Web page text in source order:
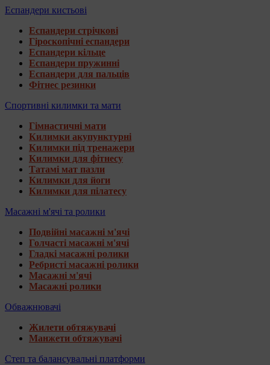
Еспандери кистьові
Еспандери стрічкові
Гіроскопічні еспандери
Еспандери кільце
Еспандери пружинні
Еспандери для пальців
Фітнес резинки
Спортивні килимки та мати
Гімнастичні мати
Килимки акупунктурні
Килимки під тренажери
Килимки для фітнесу
Татамі мат пазли
Килимки для йоги
Килимки для пілатесу
Масажні м'ячі та ролики
Подвійні масажні м'ячі
Голчасті масажні м'ячі
Гладкі масажні ролики
Ребристі масажні ролики
Масажні м'ячі
Масажні ролики
Обважнювачі
Жилети обтяжувачі
Манжети обтяжувачі
Степ та балансувальні платформи